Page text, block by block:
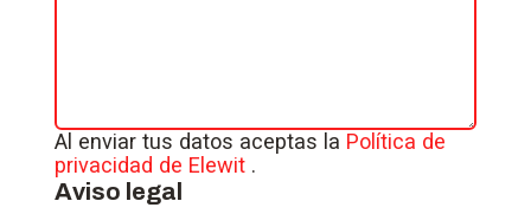
Al enviar tus datos aceptas la Política de
privacidad de Elewit .
Aviso legal